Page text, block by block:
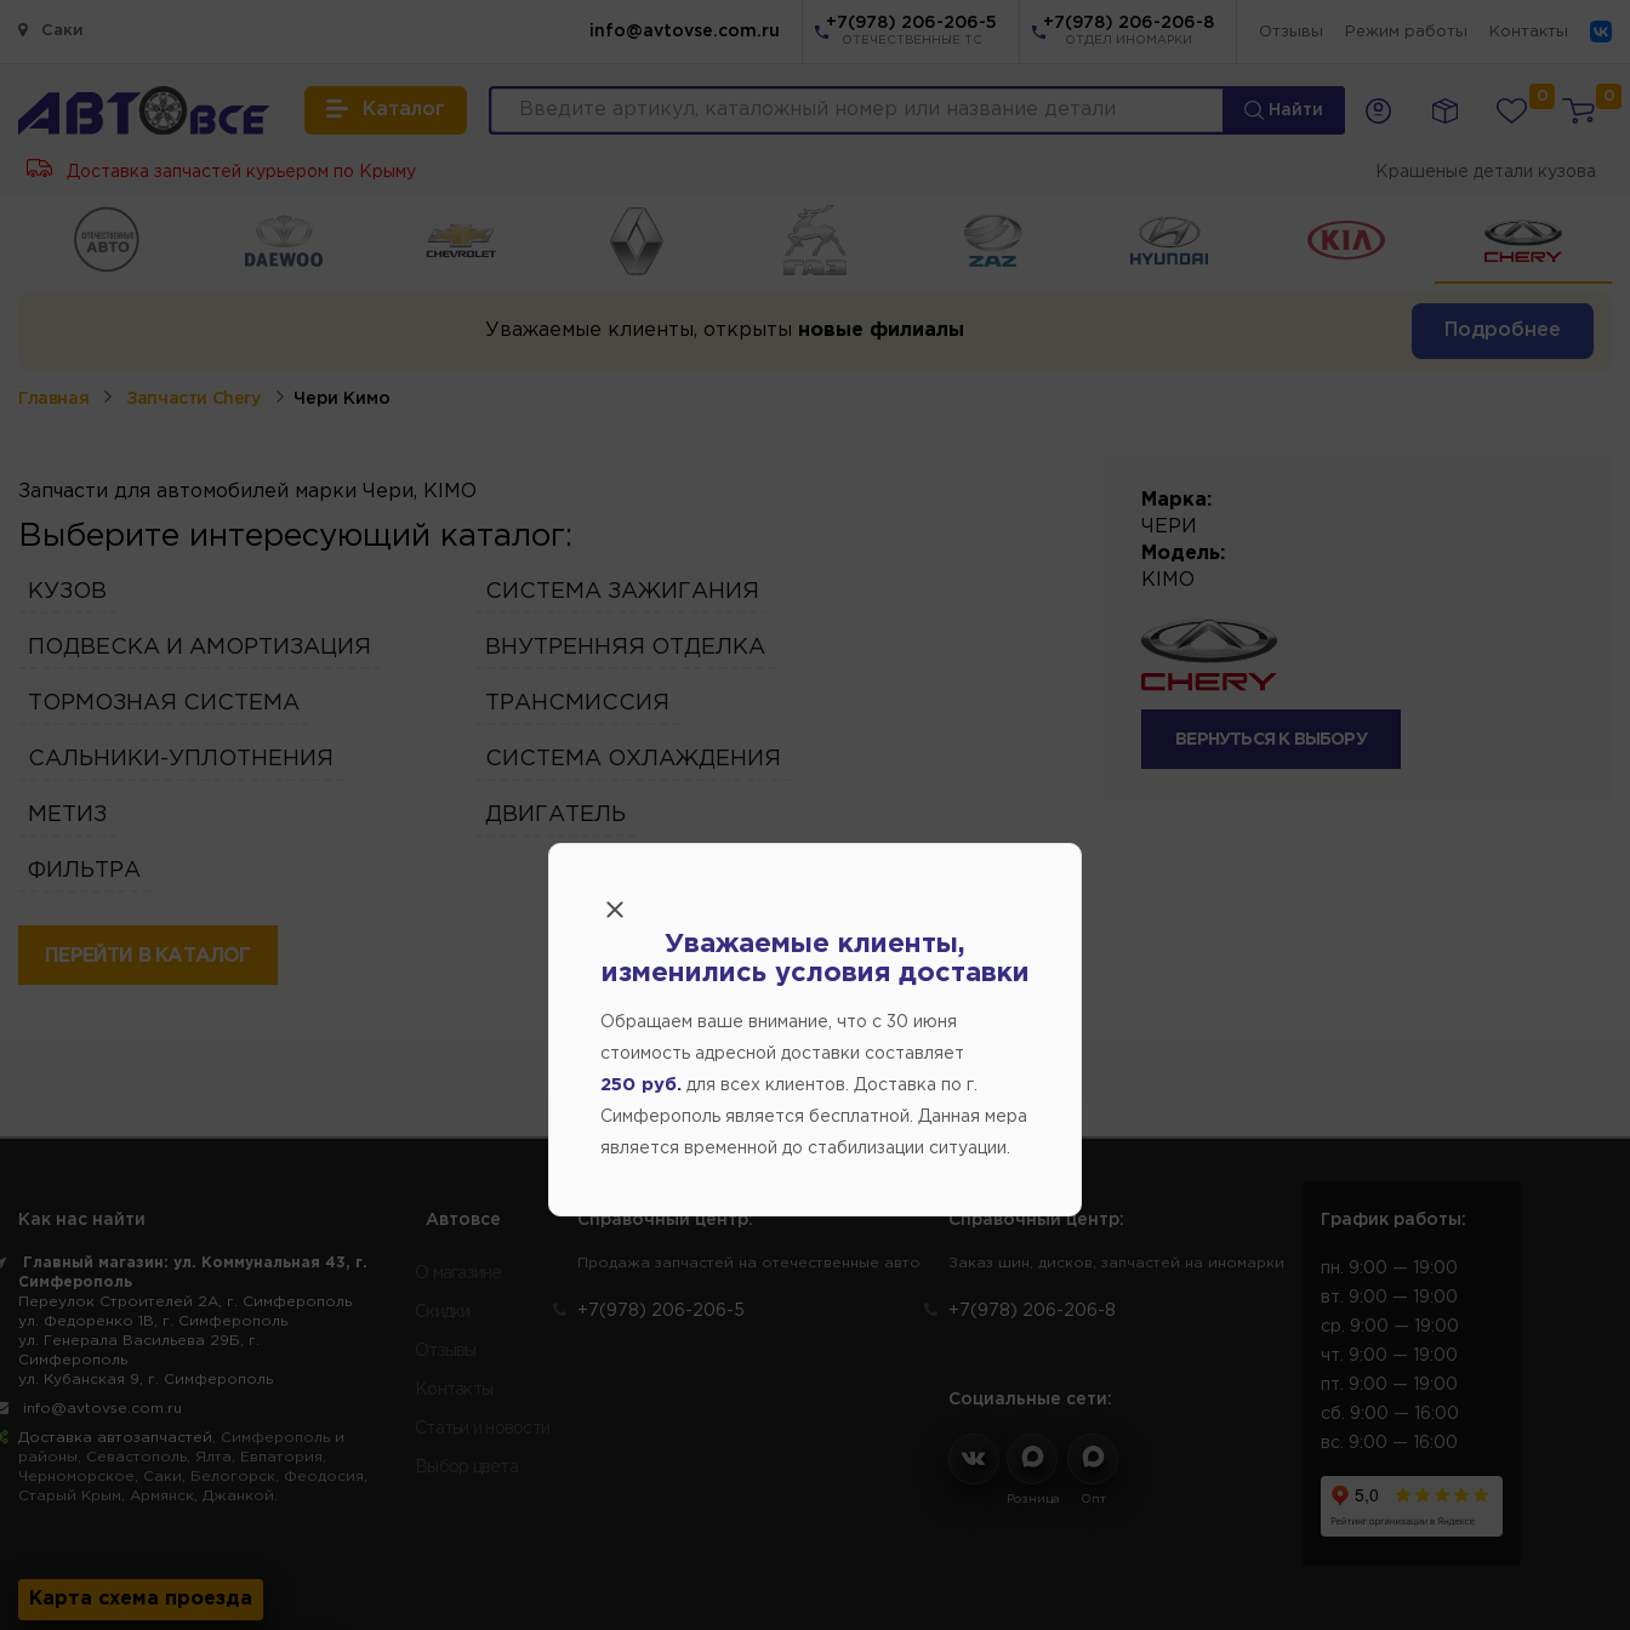
Саки info@avtovse.com.ru
+7(978) 206-206-5
ОТЕЧЕСТВЕННЫЕ ТС
+7(978) 206-206-8
ОТДЕЛ ИНОМАРКИ
Отзывы Режим работы Контакты
Каталог Найти
0 0
Доставка запчастей курьером по Крыму Крашеные детали кузова
Уважаемые клиенты, открыты новые филиалы Подробнее
Главная Запчасти Chery Чери Кимо
Запчасти для автомобилей марки Чери, KIMO
Выберите интересующий каталог:
КУЗОВ СИСТЕМА ЗАЖИГАНИЯ
ПОДВЕСКА И АМОРТИЗАЦИЯ ВНУТРЕННЯЯ ОТДЕЛКА
ТОРМОЗНАЯ СИСТЕМА ТРАНСМИССИЯ
САЛЬНИКИ-УПЛОТНЕНИЯ СИСТЕМА ОХЛАЖДЕНИЯ
МЕТИЗ ДВИГАТЕЛЬ
ФИЛЬТРА
ПЕРЕЙТИ В КАТАЛОГ
Марка:
ЧЕРИ
Модель:
KIMO
ВЕРНУТЬСЯ К ВЫБОРУ
Как нас найти
Главный магазин: ул. Коммунальная 43, г.
Симферополь
Переулок Строителей 2А, г. Симферополь
ул. Федоренко 1В, г. Симферополь
ул. Генерала Васильева 29Б, г.
Симферополь
ул. Кубанская 9, г. Симферополь
info@avtovse.com.ru
Доставка автозапчастей , Симферополь и
районы, Севастополь, Ялта, Евпатория,
Черноморское, Саки, Белогорск, Феодосия,
Старый Крым, Армянск, Джанкой.
Карта схема проезда
Автовсе Справочный центр:
Продажа запчастей на отечественные авто
+7(978) 206-206-5
Справочный центр:
Заказ шин, дисков, запчастей на иномарки
+7(978) 206-206-8
Социальные сети:
Розница Опт
График работы:
пн. 9:00 — 19:00
вт. 9:00 — 19:00
ср. 9:00 — 19:00
чт. 9:00 — 19:00
пт. 9:00 — 19:00
сб. 9:00 — 16:00
вс. 9:00 — 16:00
Уважаемые клиенты,
изменились условия доставки
Обращаем ваше внимание, что c 30 июня
стоимость адресной доставки составляет
250 руб. для всех клиентов. Доставка по г.
Симферополь является бесплатной. Данная мера
является временной до стабилизации ситуации.